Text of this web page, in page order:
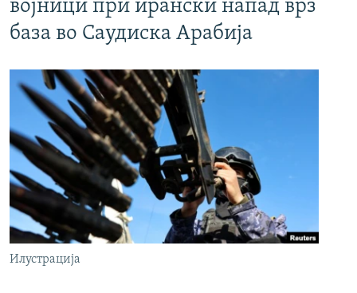
војници при ирански напад врз
база во Саудиска Арабија
Илустрација